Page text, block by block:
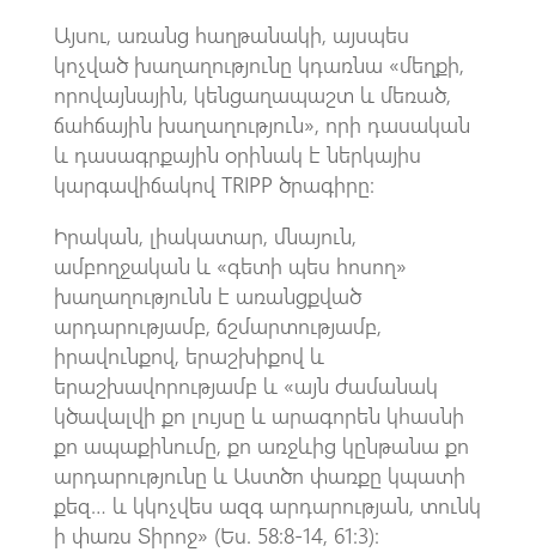
Այսու, առանց հաղթանակի, այսպես
կոչված խաղաղությունը կդառնա «մեղքի,
որովայնային, կենցաղապաշտ և մեռած,
ճահճային խաղաղություն», որի դասական
և դասագրքային օրինակ է ներկայիս
կարգավիճակով TRIPP ծրագիրը:
Իրական, լիակատար, մնայուն,
ամբողջական և «գետի պես հոսող»
խաղաղությունն է առանցքված
արդարությամբ, ճշմարտությամբ,
իրավունքով, երաշխիքով և
երաշխավորությամբ և «այն ժամանակ
կծավալվի քո լույսը և արագորեն կհասնի
քո ապաքինումը, քո առջևից կընթանա քո
արդարությունը և Աստծո փառքը կպատի
քեզ… և կկոչվես ազգ արդարության, տունկ
ի փառս Տիրոջ» (Ես. 58:8-14, 61:3):